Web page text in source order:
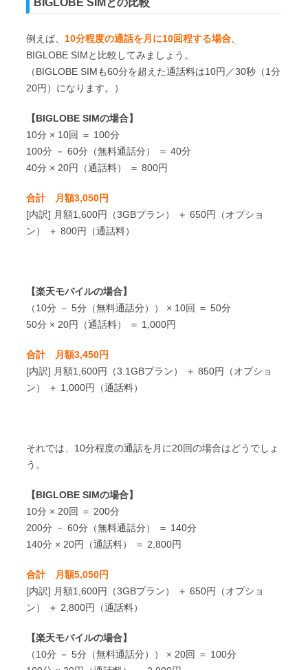
例えば、 10分程度の通話を月に10回程する場合
BIGLOBE SIMと比較してみましょう。
（BIGLOBE SIMも60分を超えた通話料は10円／30秒（1分
20円）になります。）
【BIGLOBE SIMの場合】
10分 × 10回 ＝ 100分
100分 － 60分（無料通話分） ＝ 40分
40分 × 20円（通話料） ＝ 800円
合計 月額3,050円
[内訳] 月額1,600円（3GBプラン） ＋ 650円（オプショ
ン） ＋ 800円（通話料）
【楽天モバイルの場合】
（10分 － 5分（無料通話分）） × 10回 ＝ 50分
50分 × 20円（通話料） ＝ 1,000円
合計 月額3,450円
[内訳] 月額1,600円（3.1GBプラン） ＋ 850円（オプショ
ン） ＋ 1,000円（通話料）
それでは、10分程度の通話を月に20回の場合はどうでしょ
う。
【BIGLOBE SIMの場合】
10分 × 20回 ＝ 200分
200分 － 60分（無料通話分） ＝ 140分
140分 × 20円（通話料） ＝ 2,800円
合計 月額5,050円
[内訳] 月額1,600円（3GBプラン） ＋ 650円（オプショ
ン） ＋ 2,800円（通話料）
【楽天モバイルの場合】
（10分 － 5分（無料通話分）） × 20回 ＝ 100分